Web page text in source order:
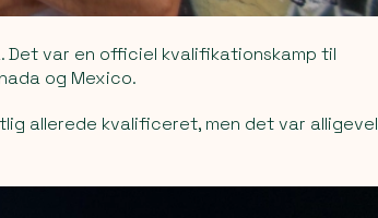
Det var en officiel kvalifikationskamp til
og Mexico.
allerede kvalificeret, men det var alligevel